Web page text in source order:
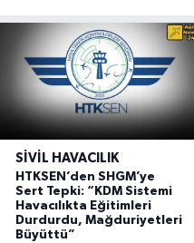
SIVIL HAVACILIK
HTKSEN’den SHGM’ye
Sert Tepki: “KDM Sistemi
Havacılıkta Eğitimleri
Durdurdu, Mağduriyetleri
Büyüttü”